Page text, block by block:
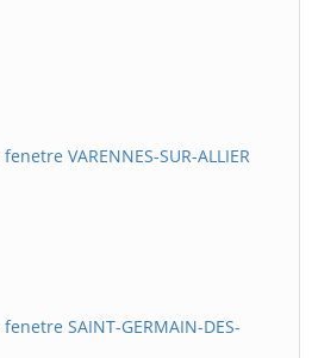
VARENNES-SUR-ALLIER
SAINT-GERMAIN-DES-